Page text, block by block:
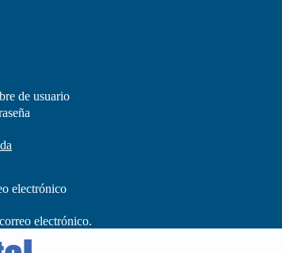
de usuario
electrónico
electrónico.